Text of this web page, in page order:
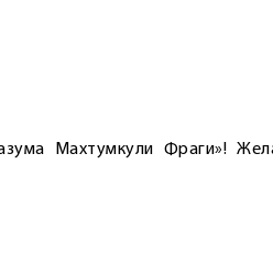
Махтумкули Фраги»!